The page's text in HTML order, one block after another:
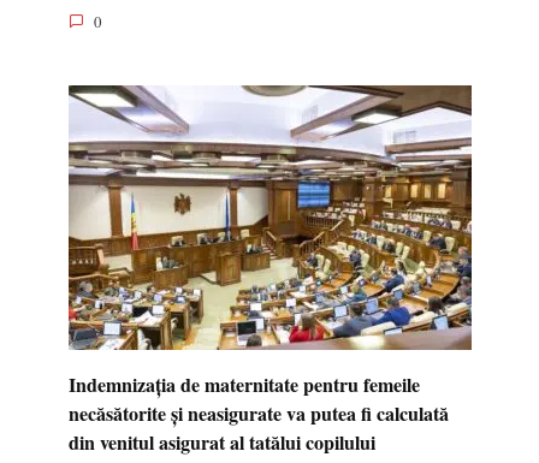
0
Indemnizația de maternitate pentru femeile
necăsătorite și neasigurate va putea fi calculată
din venitul asigurat al tatălui copilului